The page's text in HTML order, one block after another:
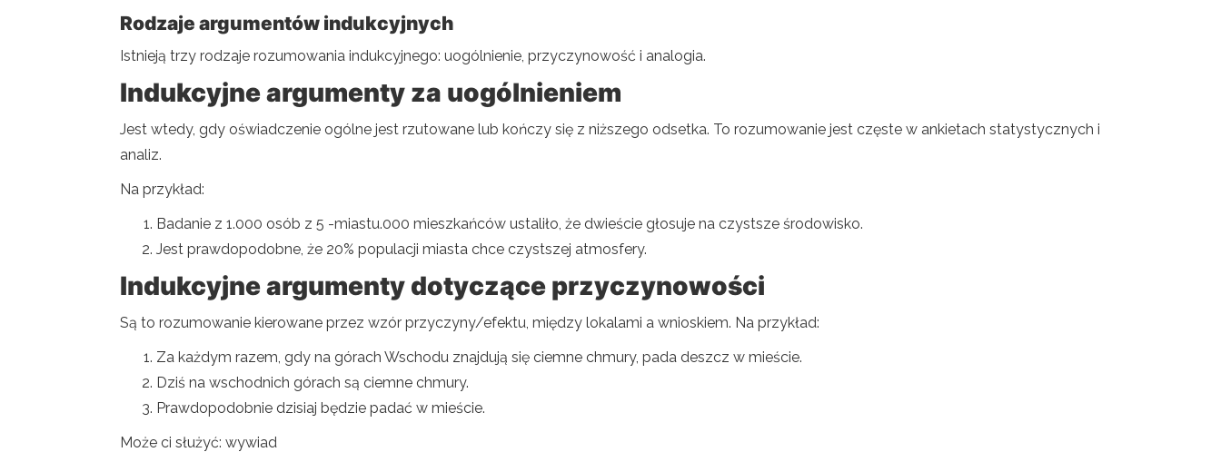
Rodzaje argumentów indukcyjnych
Istnieją trzy rodzaje rozumowania indukcyjnego: uogólnienie, przyczynowość i analogia.
Indukcyjne argumenty za uogólnieniem
Jest wtedy, gdy oświadczenie ogólne jest rzutowane lub kończy się z niższego odsetka. To rozumowanie jest częste w ankietach statystycznych i
analiz.
Na przykład:
Badanie z 1.000 osób z 5 -miastu.000 mieszkańców ustaliło, że dwieście głosuje na czystsze środowisko.
Jest prawdopodobne, że 20% populacji miasta chce czystszej atmosfery.
Indukcyjne argumenty dotyczące przyczynowości
Są to rozumowanie kierowane przez wzór przyczyny/efektu, między lokalami a wnioskiem. Na przykład:
Za każdym razem, gdy na górach Wschodu znajdują się ciemne chmury, pada deszcz w mieście.
Dziś na wschodnich górach są ciemne chmury.
Prawdopodobnie dzisiaj będzie padać w mieście.
Może ci służyć: wywiad